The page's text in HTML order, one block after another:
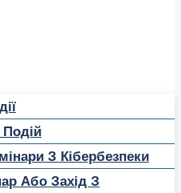
З Кібербезпеки
Або Захід З